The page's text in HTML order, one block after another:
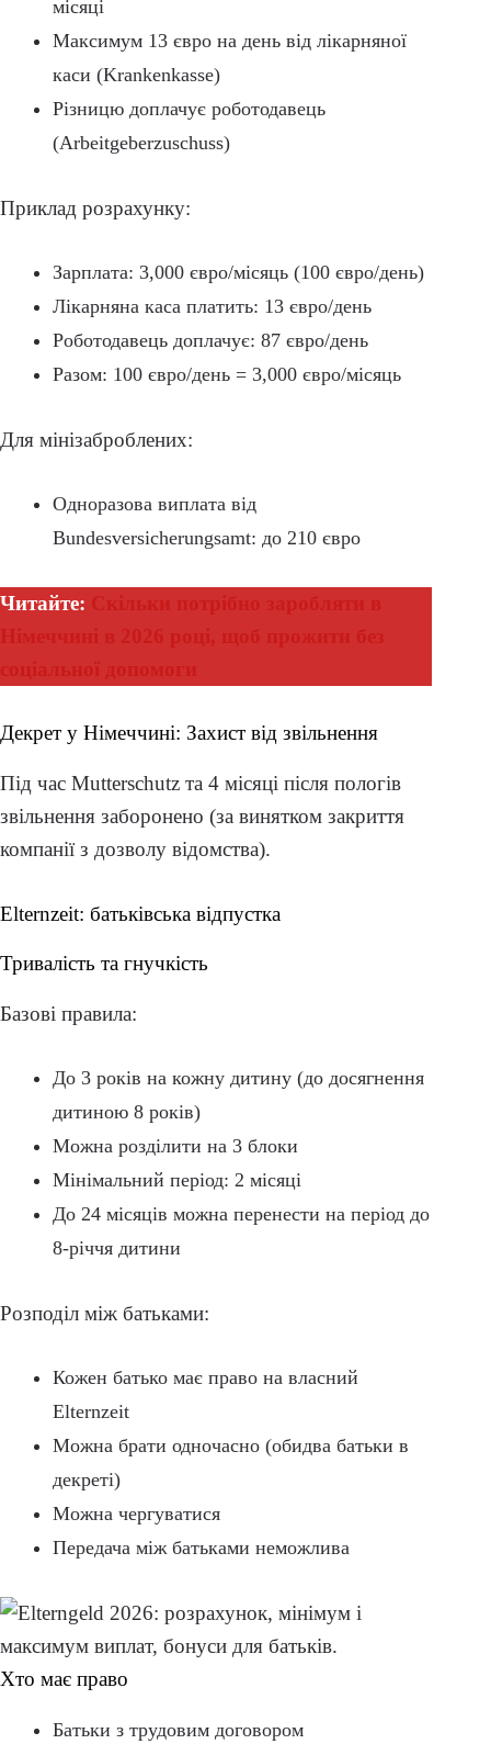
місяці
Максимум 13 євро на день від лікарняної
каси (Krankenkasse)
Різницю доплачує роботодавець
(Arbeitgeberzuschuss)
Приклад розрахунку:
Зарплата: 3,000 євро/місяць (100 євро/день)
Лікарняна каса платить: 13 євро/день
Роботодавець доплачує: 87 євро/день
Разом: 100 євро/день = 3,000 євро/місяць
Для мінізаброблених:
Одноразова виплата від
Bundesversicherungsamt: до 210 євро
Читайте:
Декрет у Німеччині: Захист від звільнення
Під час Mutterschutz та 4 місяці після пологів
звільнення заборонено (за винятком закриття
компанії з дозволу відомства).
Elternzeit: батьківська відпустка
Тривалість та гнучкість
Базові правила:
До 3 років на кожну дитину (до досягнення
дитиною 8 років)
Можна розділити на 3 блоки
Мінімальний період: 2 місяці
До 24 місяців можна перенести на період до
8-річчя дитини
Розподіл між батьками:
Кожен батько має право на власний
Elternzeit
Можна брати одночасно (обидва батьки в
декреті)
Можна чергуватися
Передача між батьками неможлива
Хто має право
Батьки з трудовим договором